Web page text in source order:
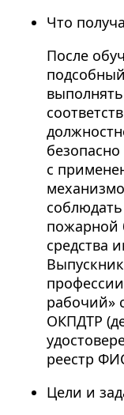
Что
После
с
пожарной
средства
рабочий»
ОКПДТР
реестр
Цели и